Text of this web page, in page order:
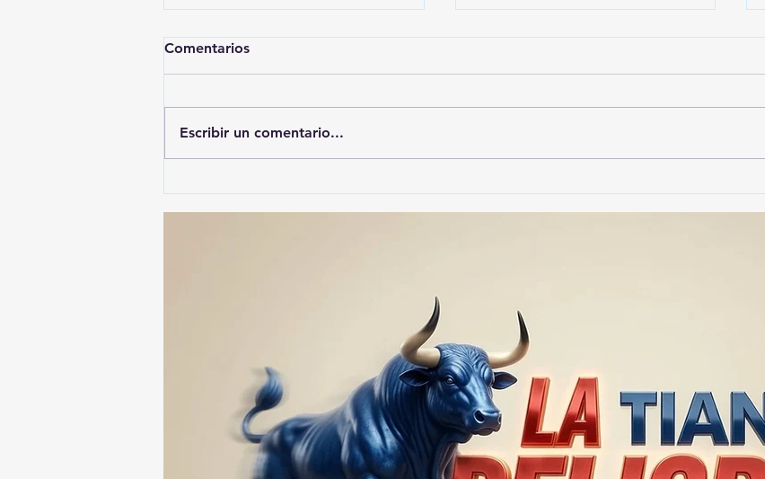
GARCIA, EL MÁS
CAMBIÓ EL ASFALTO... POR
Comentarios
Escribir un comentario...